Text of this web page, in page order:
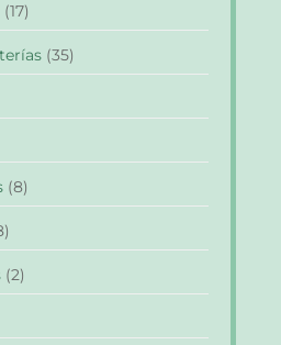
(17)
(35)
(8)
(2)